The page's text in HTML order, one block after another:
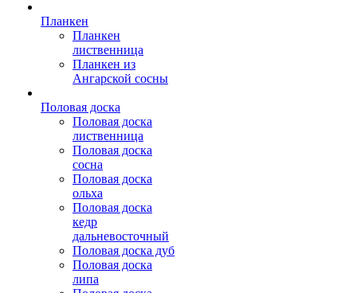
Планкен
Планкен
лиственница
Планкен из
Ангарской сосны
Половая доска
Половая доска
лиственница
Половая доска
сосна
Половая доска
ольха
Половая доска
кедр
дальневосточный
Половая доска дуб
Половая доска
липа